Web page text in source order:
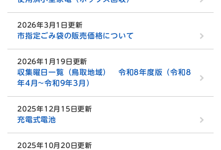
2026年3月1日更新
市指定ごみ袋の販売価格について
2026年1月19日更新
収集曜日一覧（鳥取地域） 令和8年度版（令和8
年4月~令和9年3月）
2025年12月15日更新
充電式電池
2025年10月20日更新